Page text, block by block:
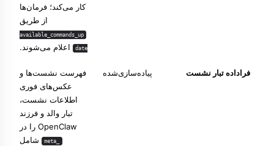
کار می‌کند؛ فرمان‌ها
از طریق
available_commands_up
date اعلام می‌شوند.
فراداده تبار نشست پیاده‌سازی‌شده
فهرست نشست‌ها و
عکس‌های فوری
اطلاعات نشست،
تبار والد و فرزند
OpenClaw را در
شامل